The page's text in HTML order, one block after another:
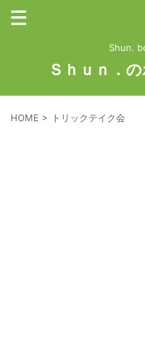
Shun.
Ｓｈｕｎ．
HOME > トリックテイク会